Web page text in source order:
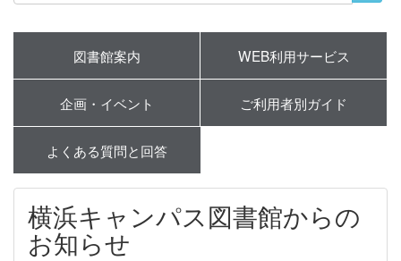
図書館案内 WEB利用サービス
企画・イベント ご利用者別ガイド
よくある質問と回答
横浜キャンパス図書館からの
お知らせ